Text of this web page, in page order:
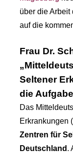
über die
auf die
Frau Dr.
Seltener
die
Das
Erkrankungen
Zentren für
Deutschland .